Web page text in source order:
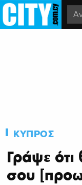
ΚΥΠΡΟΣ
Γράψε ότι
σου